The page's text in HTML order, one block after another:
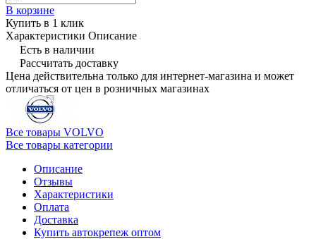
В корзине
Купить в 1 клик
Характеристики Описание
Есть в наличии
Рассчитать доставку
Цена действительна только для интернет-магазина и может
отличаться от цен в розничных магазинах
Все товары VOLVO
Все товары категории
Описание
Отзывы
Характеристики
Оплата
Доставка
Купить автокрепеж оптом